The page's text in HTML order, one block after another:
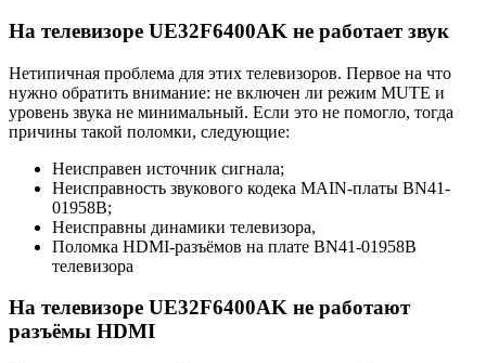
На телевизоре UE32F6400AK не работает звук
Нетипичная проблема для этих телевизоров. Первое на что
нужно обратить внимание: не включен ли режим MUTE и
уровень звука не минимальный. Если это не помогло, тогда
причины такой поломки, следующие:
Неисправен источник сигнала;
Неисправность звукового кодека MAIN-платы BN41-
01958B;
Неисправны динамики телевизора,
Поломка HDMI-разъёмов на плате BN41-01958B
телевизора
На телевизоре UE32F6400AK не работают
разъёмы HDMI